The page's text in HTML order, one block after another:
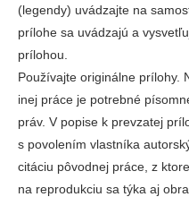
(legendy) uvádzajte na
prílohe sa uvádzajú a
prílohou.
Používajte originálne prílohy.
inej práce je potrebné
práv. V popise k prevzatej
s povolením vlastníka
citáciu pôvodnej práce, z
na reprodukciu sa týka aj